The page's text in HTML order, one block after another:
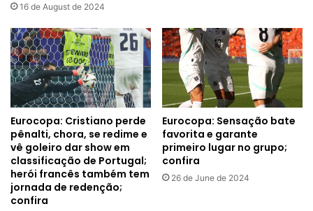
16 de August de 2024
Eurocopa: Cristiano perde
pênalti, chora, se redime e
vê goleiro dar show em
classificação de Portugal;
herói francês também tem
jornada de redenção;
confira
Eurocopa: Sensação bate
favorita e garante
primeiro lugar no grupo;
confira
26 de June de 2024